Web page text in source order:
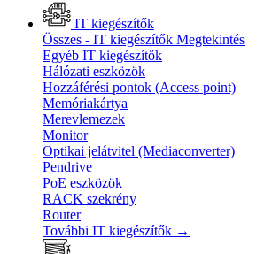
IT kiegészítők
Összes - IT kiegészítők Megtekintés
Egyéb IT kiegészítők
Hálózati eszközök
Hozzáférési pontok (Access point)
Memóriakártya
Merevlemezek
Monitor
Optikai jelátvitel (Mediaconverter)
Pendrive
PoE eszközök
RACK szekrény
Router
További IT kiegészítők →